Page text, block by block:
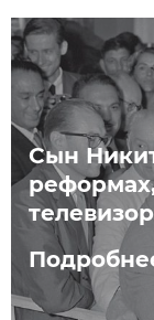
Сын